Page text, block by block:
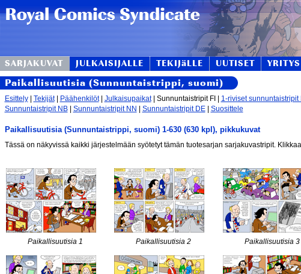
SARJAKUVAT
JULKAISIJALLE TEKIJäLLE UUTISET YRITYS
Paikallisuutisia (Sunnuntaistrippi, suomi)
Esittely| Tekijät| Päähenkilöt| Julkaisupaikat| Sunnuntaistripit FI | 1-riviset sunnuntaistripit
Sunnuntaistripit NB| Sunnuntaistripit NN Sunnuntaistripit DE| Suosittele
Paikallisuutisia (Sunnuntaistrippi, suomi) 1-630 (630 kpl), pikkukuvat
Tässä on näkyvissä kaikki järjestelmään syötetyt tämän tuotesarjan sarjakuvastripit.
Paikallisuutisia 1 Paikallisuutisia 2 Paikallisuutisia 3